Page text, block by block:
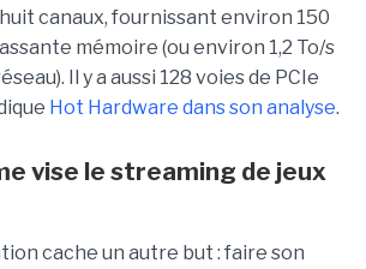
canaux, fournissant environ 150
mémoire (ou environ 1,2 To/s
Il y a aussi 128 voies de PCIe
Hot Hardware dans son analyse.
vise le streaming de jeux
cache un autre but : faire son